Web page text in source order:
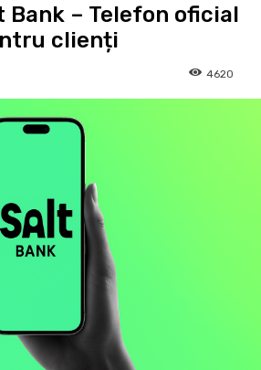
Bank – Telefon oficial
clienți
4620